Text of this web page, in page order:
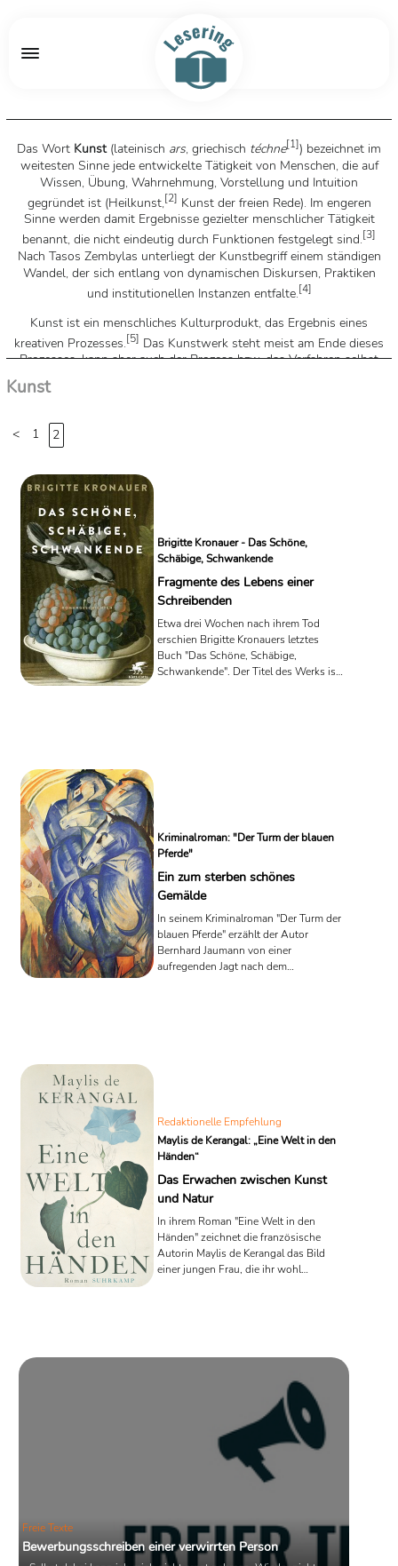
Das Wort Kunst(lateinisch ars, griechisch téchne[1]) bezeichnet im
weitesten Sinne jede entwickelte Tätigkeit von Menschen, die auf
Wissen, Übung, Wahrnehmung, Vorstellung und Intuition
gegründet ist (Heilkunst,[2] Kunst der freien Rede). Im engeren
Sinne werden damit Ergebnisse gezielter menschlicher Tätigkeit
benannt, die nicht eindeutig durch Funktionen festgelegt sind.[3]
Nach Tasos Zembylas unterliegt der Kunstbegriff einem ständigen
Wandel, der sich entlang von dynamischen Diskursen, Praktiken
und institutionellen Instanzen entfalte.[4]
Kunst ist ein menschliches Kulturprodukt, das Ergebnis eines
kreativen Prozesses.[5] Das Kunstwerk steht meist am Ende dieses
Prozesses, kann aber auch der Prozess bzw. das Verfahren selbst
sein. So wie die Kunst im gesamten ist das Kunstwerk selbst
gekennzeichnet durch das Zusammenwirken von Inhalt und Form.
Kunst
< 1 2
Brigitte Kronauer - Das Schöne,
Schäbige, Schwankende
Fragmente des Lebens einer
Schreibenden
Etwa drei Wochen nach ihrem Tod
erschien Brigitte Kronauers letztes
Buch "Das Schöne, Schäbige,
Schwankende". Der Titel des Werks ist
Kriminalroman: "Der Turm der blauen
Pferde"
Ein zum sterben schönes
Gemälde
In seinem Kriminalroman "Der Turm der
blauen Pferde" erzählt der Autor
Bernhard Jaumann von einer
aufregenden Jagt nach dem
Redaktionelle Empfehlung
Maylis de Kerangal: „Eine Welt in den
Händen“
Das Erwachen zwischen Kunst
und Natur
In ihrem Roman "Eine Welt in den
Händen" zeichnet die französische
Autorin Maylis de Kerangal das Bild
einer jungen Frau, die ihr wohl
Freie Texte
Bewerbungsschreiben einer verwirrten Person